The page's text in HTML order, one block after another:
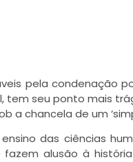
pela condenação
tem seu ponto mais
a chancela de um
das ciências
alusão à